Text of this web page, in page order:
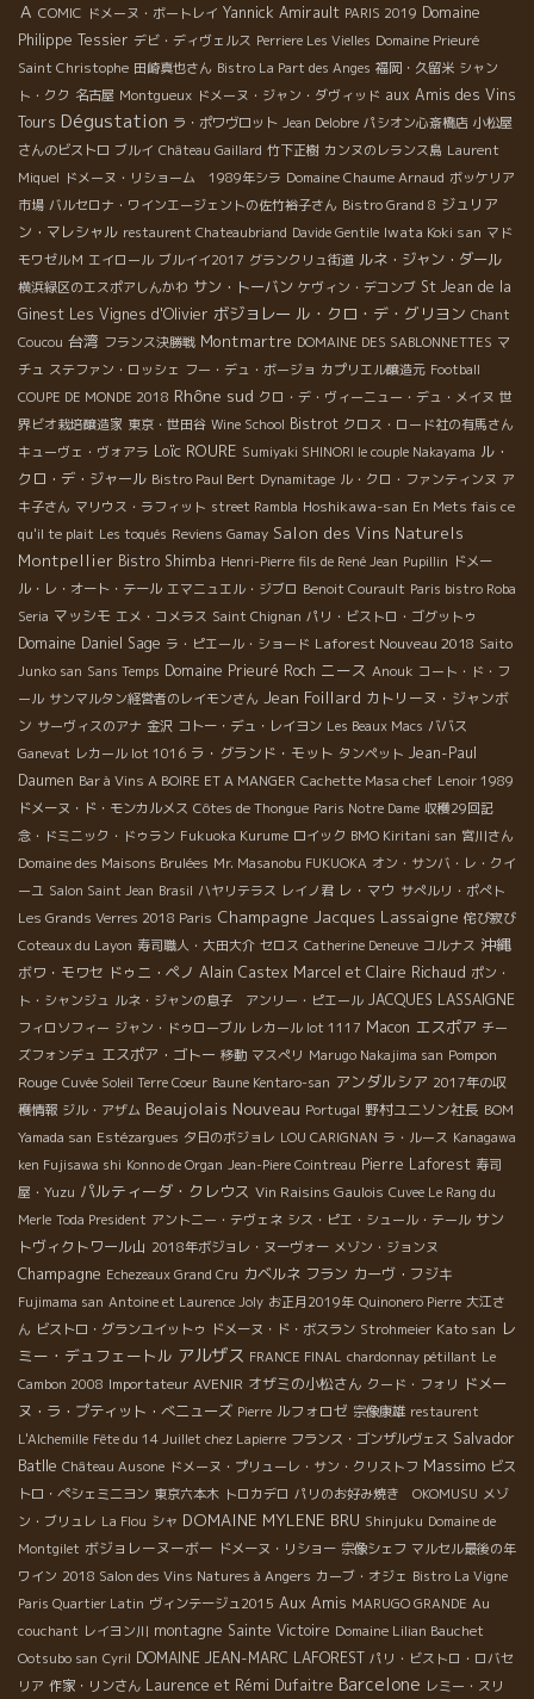
Ａ COMIC ドメーヌ・ボートレイ Yannick Amirault PARIS 2019 Domaine
Philippe Tessier デビ・ディヴェルス Perriere Les Vielles Domaine Prieuré
Saint Christophe 田崎真也さん Bistro La Part des Anges 福岡・久留米 シャン
ト・クク 名古屋 Montgueux ドメーヌ・ジャン・ダヴィッド aux Amis des Vins
Tours Dégustation ラ・ポワヴロット Jean Delobre パシオン心斎橋店 小松屋
さんのビストロ ブルイ Château Gaillard 竹下正樹 カンヌのレランス島 Laurent
Miquel ドメーヌ・リショーム 1989年シラ Domaine Chaume Arnaud ボッケリア
市場 バルセロナ・ワインエージェントの佐竹裕子さん Bistro Grand 8 ジュリア
ン・マレシャル restaurent Chateaubriand Davide Gentile Iwata Koki san マド
モワゼルＭ エイロール ブルイイ2017 グランクリュ街道 ルネ・ジャン・ダール
横浜緑区のエスポアしんかわ サン・トーバン ケヴィン・デコンブ St Jean de la
Ginest Les Vignes d'Olivier ボジョレー ル・クロ・デ・グリヨン Chant
Coucou 台湾 フランス決勝戦 Montmartre DOMAINE DES SABLONNETTES マ
チュ ステファン・ロッシェ フー・デュ・ボージョ カプリエル醸造元 Football
COUPE DE MONDE 2018 Rhône sud クロ・デ・ヴィーニュー・デュ・メイヌ 世
界ビオ栽培醸造家 東京・世田谷 Wine School Bistrot クロス・ロード社の有馬さん
キューヴェ・ヴォアラ Loïc ROURE Sumiyaki SHINORI le couple Nakayama ル・
クロ・デ・ジャール Bistro Paul Bert Dynamitage ル・クロ・ファンティンヌ ア
キ子さん マリウス・ラフィット street Rambla Hoshikawa-san En Mets fais ce
qu'il te plait Les toqués Reviens Gamay Salon des Vins Naturels
Montpellier Bistro Shimba Henri-Pierre fils de René Jean Pupillin ドメー
ル・レ・オート・テール エマニュエル・ジブロ Benoit Courault Paris bistro Roba
Seria マッシモ エメ・コメラス Saint Chignan パリ・ビストロ・ゴグットゥ
Domaine Daniel Sage ラ・ピエール・ショード Laforest Nouveau 2018 Saito
Junko san Sans Temps Domaine Prieuré Roch ニース Anouk コート・ド・フ
ール サンマルタン経営者のレイモンさん Jean Foillard カトリーヌ・ジャンボ
ン サーヴィスのアナ 金沢 コトー・デュ・レイヨン Les Beaux Macs ババス
Ganevat レカール lot 1016 ラ・グランド・モット タンペット Jean-Paul
Daumen Bar à Vins A BOIRE ET A MANGER Cachette Masa chef Lenoir 1989
ドメーヌ・ド・モンカルメス Côtes de Thongue Paris Notre Dame 収穫29回記
念・ドミニック・ドゥラン Fukuoka Kurume ロイック BMO Kiritani san 宮川さん
Domaine des Maisons Brulées Mr. Masanobu FUKUOKA オン・サンバ・レ・クイ
ーユ Salon Saint Jean Brasil ハヤリテラス レイノ君 レ・マウ サぺルリ・ポぺト
Les Grands Verres 2018 Paris Champagne Jacques Lassaigne 侘び寂び
Coteaux du Layon 寿司職人・大田大介 セロス Catherine Deneuve コルナス 沖縄
ボワ・モワセ ドゥニ・ペノ Alain Castex Marcel et Claire Richaud ポン・
ト・シャンジュ ルネ・ジャンの息子 アンリー・ピエール JACQUES LASSAIGNE
フィロソフィー ジャン・ドゥローブル レカール lot 1117 Macon エスポア チー
ズフォンデュ エスポア・ゴトー 移動 マスぺリ Marugo Nakajima san Pompon
Rouge Cuvée Soleil Terre Coeur Baune Kentaro-san アンダルシア 2017年の収
穫情報 ジル・アザム Beaujolais Nouveau Portugal 野村ユニソン社長 BOM
Yamada san Estézargues 夕日のボジョレ LOU CARIGNAN ラ・ルース Kanagawa
ken Fujisawa shi Konno de Organ Jean-Piere Cointreau Pierre Laforest 寿司
屋・Yuzu パルティーダ・クレウス Vin Raisins Gaulois Cuvee Le Rang du
Merle Toda President アントニー・テヴェネ シス・ピエ・シュール・テール サン
トヴィクトワール山 2018年ボジョレ・ヌーヴォー メゾン・ジョンヌ
Champagne Echezeaux Grand Cru カベルネ フラン カーヴ・フジキ
Fujimama san Antoine et Laurence Joly お正月2019年 Quinonero Pierre 大江さ
ん ビストロ・グランユイットゥ ドメーヌ・ド・ボスラン Strohmeier Kato san レ
ミー・デュフェートル アルザス FRANCE FINAL chardonnay pétillant Le
Cambon 2008 Importateur AVENIR オザミの小松さん クード・フォリ ドメー
ヌ・ラ・プティット・べニューズ Pierre ルフォロゼ 宗像康雄 restaurent
L'Alchemille Fête du 14 Juillet chez Lapierre フランス・ゴンザルヴェス Salvador
Batlle Château Ausone ドメーヌ・プリューレ・サン・クリストフ Massimo ビス
トロ・ペシェミニヨン 東京六本木 トロカデロ パリのお好み焼き OKOMUSU メゾ
ン・ブリュレ La Flou シャ DOMAINE MYLENE BRU Shinjuku Domaine de
Montgilet ボジョレーヌーボー ドメーヌ・リショー 宗像シェフ マルセル最後の年
ワイン 2018 Salon des Vins Natures à Angers カーブ・オジェ Bistro La Vigne
Paris Quartier Latin ヴィンテージュ2015 Aux Amis MARUGO GRANDE Au
couchant レイヨン川 montagne Sainte Victoire Domaine Lilian Bauchet
Ootsubo san Cyril DOMAINE JEAN-MARC LAFOREST パリ・ビストロ・ロバセ
リア 作家・リンさん Laurence et Rémi Dufaitre Barcelone レミー・スリ